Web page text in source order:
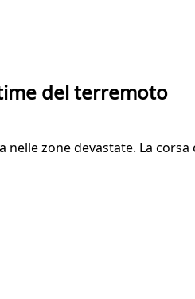
del terremoto
zone devastate. La